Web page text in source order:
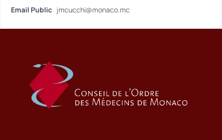
Email Public jmcucchi@monaco.mc